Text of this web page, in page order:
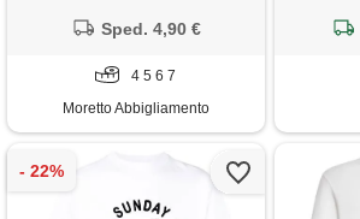
Sped. 4,90 €
4 5 6 7
Moretto Abbigliamento